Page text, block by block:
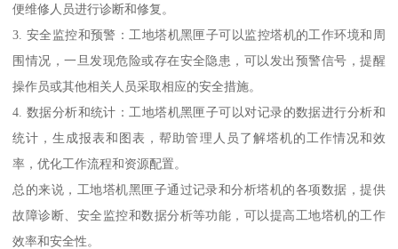
便维修人员进行诊断和修复。
3. 安全监控和预警：工地塔机黑匣子可以监控塔机的工作环境和周
围情况，一旦发现危险或存在安全隐患，可以发出预警信号，提醒
操作员或其他相关人员采取相应的安全措施。
4. 数据分析和统计：工地塔机黑匣子可以对记录的数据进行分析和
统计，生成报表和图表，帮助管理人员了解塔机的工作情况和效
率，优化工作流程和资源配置。
总的来说，工地塔机黑匣子通过记录和分析塔机的各项数据，提供
故障诊断、安全监控和数据分析等功能，可以提高工地塔机的工作
效率和安全性。